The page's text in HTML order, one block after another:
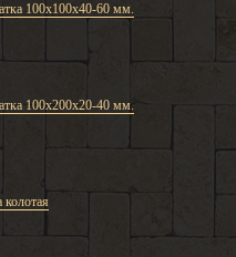
100х100х40-60 мм.
100х200х20-40 мм.